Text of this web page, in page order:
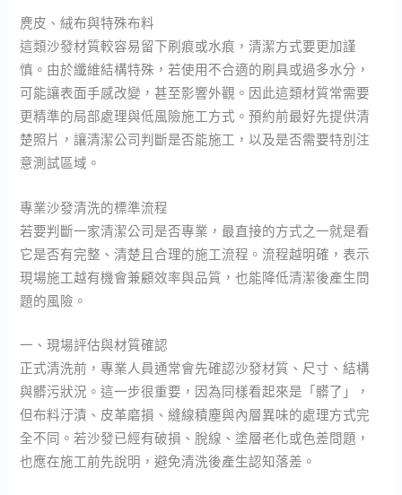
麂皮、絨布與特殊布料
這類沙發材質較容易留下刷痕或水痕，清潔方式要更加謹
慎。由於纖維結構特殊，若使用不合適的刷具或過多水分，
可能讓表面手感改變，甚至影響外觀。因此這類材質常需要
更精準的局部處理與低風險施工方式。預約前最好先提供清
楚照片，讓清潔公司判斷是否能施工，以及是否需要特別注
意測試區域。
專業沙發清洗的標準流程
若要判斷一家清潔公司是否專業，最直接的方式之一就是看
它是否有完整、清楚且合理的施工流程。流程越明確，表示
現場施工越有機會兼顧效率與品質，也能降低清潔後產生問
題的風險。
一、現場評估與材質確認
正式清洗前，專業人員通常會先確認沙發材質、尺寸、結構
與髒污狀況。這一步很重要，因為同樣看起來是「髒了」，
但布料汙漬、皮革磨損、縫線積塵與內層異味的處理方式完
全不同。若沙發已經有破損、脫線、塗層老化或色差問題，
也應在施工前先說明，避免清洗後產生認知落差。